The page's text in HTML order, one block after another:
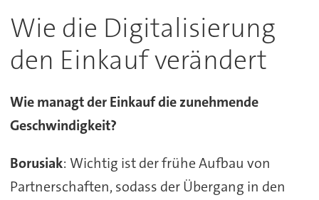
Wie die Digitalisierung
den Einkauf verändert
Wie managt der Einkauf die zunehmende
Geschwindigkeit?
Borusiak: Wichtig ist der frühe Aufbau von
Partnerschaften, sodass der Übergang in den